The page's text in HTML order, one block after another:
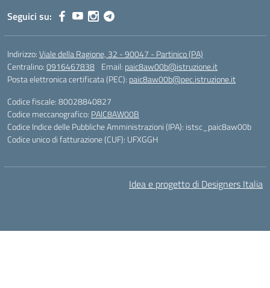
Seguici su:
Indirizzo:Viale della Ragione, 32 - 90047 - Partinico (PA)
Centralino:0916467838 Email: paic8aw00b@istruzione.it
Posta elettronica certificata (PEC): paic8aw00b@pec.istruzione.it
Codice fiscale: 80028840827
Codice meccanografico: PAIC8AW00B
Codice Indice delle Pubbliche Amministrazioni (IPA): istsc_paic8aw00b
Codice unico di fatturazione (CUF): UFXGGH
Idea e progetto di Designers Italia